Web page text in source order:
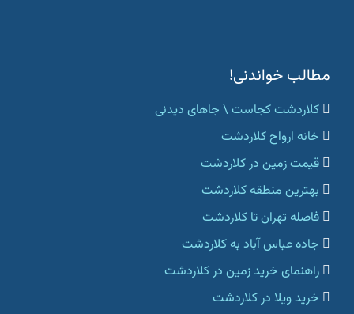
مطالب خواندنی!
کلاردشت کجاست \ جاهای دیدنی
خانه ارواح کلاردشت
قیمت زمین در کلاردشت
بهترین منطقه کلاردشت
فاصله تهران تا کلاردشت
جاده عباس آباد به کلاردشت
راهنمای خرید زمین در کلاردشت
خرید ویلا در کلاردشت